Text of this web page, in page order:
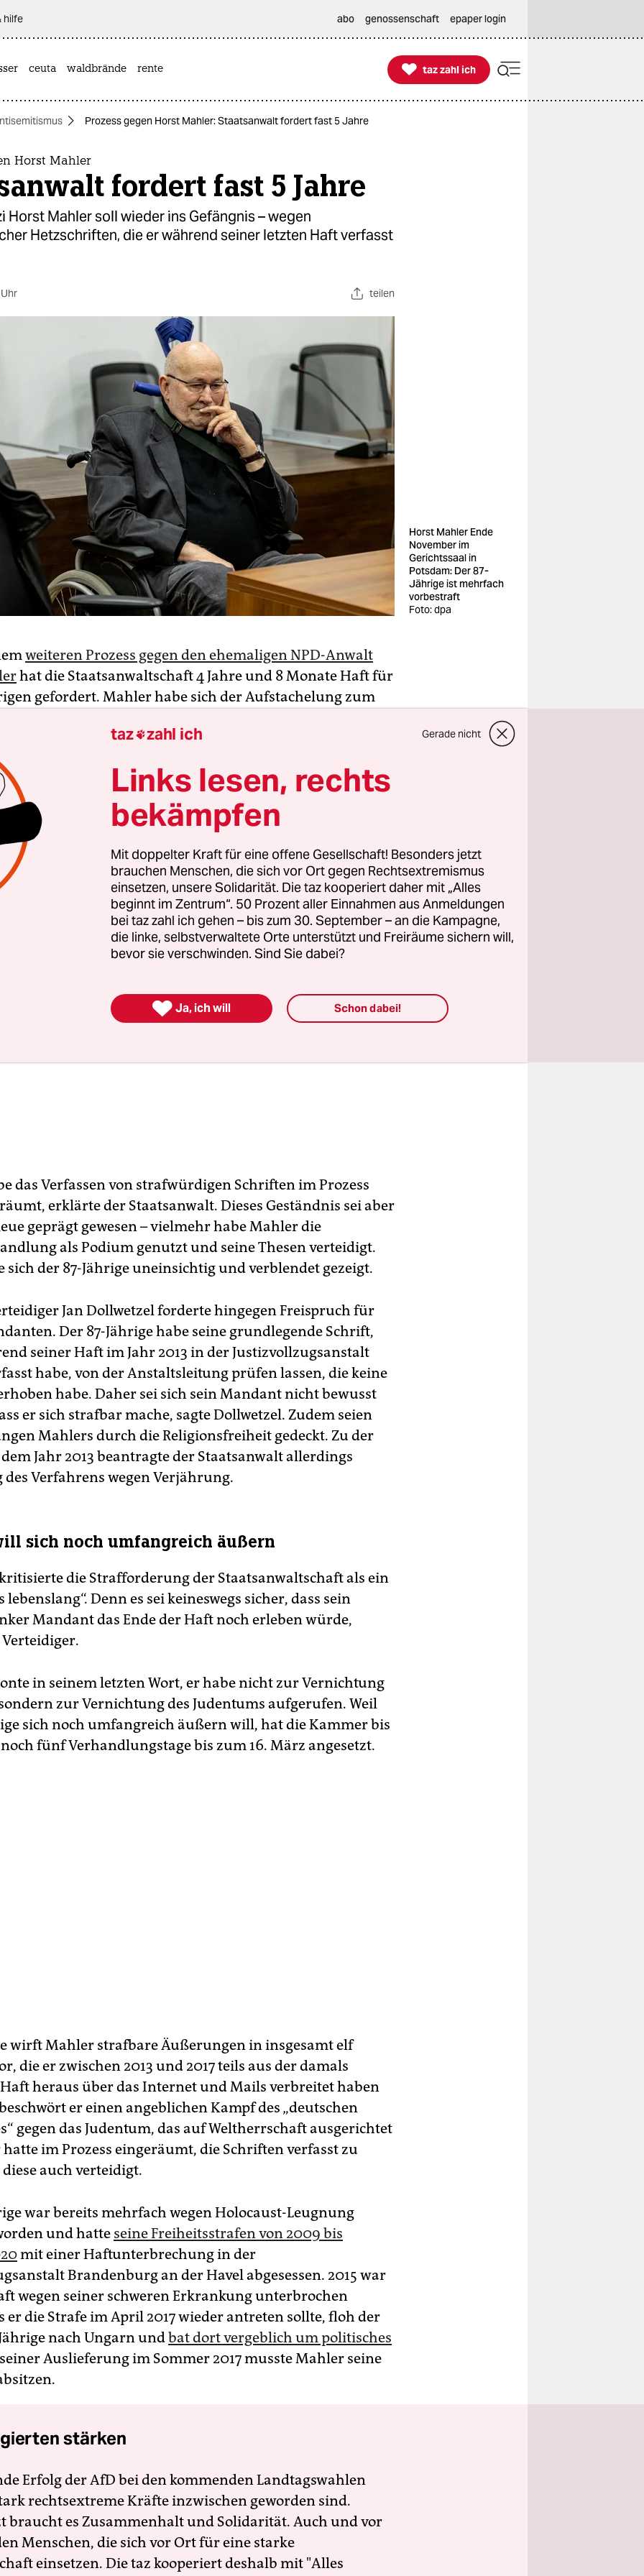
hilfe abo genossenschaft epaper login
ceuta waldbrände rente 
taz zahl ich
taz zahl ich
Prozess gegen Horst Mahler: Staatsanwalt fordert fast 5 Jahre
Horst Mahler
fordert fast 5 Jahre
Horst Mahler soll wieder ins Gefängnis – wegen
Hetzschriften, die er während seiner letzten Haft verfasst
teilen
Horst Mahler Ende
November im
Gerichtssaal in
Potsdam: Der 87-
Jährige ist mehrfach
vorbestraft
Foto: dpa
weiteren Prozess gegen den ehemaligen NPD-Anwalt
hat die Staatsanwaltschaft 4 Jahre und 8 Monate Haft für
gefordert. Mahler habe sich der Aufstachelung zum
Willkürherrschaft gerechtfertigt, sagte der
in seinem Plädoyer am Dienstag vor dem Potsdamer
Gesamtstrafe sollten 4 Monate wegen jahrelanger
des Verfahrens als verbüßt gelten, so der Staatsanwalt.
bereits mehrfach wegen Volksverhetzung und
Holocausts verurteilt.
das Verfassen von strafwürdigen Schriften im Prozess
erklärte der Staatsanwalt. Dieses Geständnis sei aber
geprägt gewesen – vielmehr habe Mahler die
als Podium genutzt und seine Thesen verteidigt.
sich der 87-Jährige uneinsichtig und verblendet gezeigt.
Jan Dollwetzel forderte hingegen Freispruch für
Der 87-Jährige habe seine grundlegende Schrift,
seiner Haft im Jahr 2013 in der Justizvollzugsanstalt
habe, von der Anstaltsleitung prüfen lassen, die keine
habe. Daher sei sich sein Mandant nicht bewusst
er sich strafbar mache, sagte Dollwetzel. Zudem seien
Mahlers durch die Religionsfreiheit gedeckt. Zu der
Jahr 2013 beantragte der Staatsanwalt allerdings
Verfahrens wegen Verjährung.
sich noch umfangreich äußern
die Strafforderung der Staatsanwaltschaft als ein
lebenslang“. Denn es sei keineswegs sicher, dass sein
Mandant das Ende der Haft noch erleben würde,
in seinem letzten Wort, er habe nicht zur Vernichtung
zur Vernichtung des Judentums aufgerufen. Weil
sich noch umfangreich äußern will, hat die Kammer bis
fünf Verhandlungstage bis zum 16. März angesetzt.
wirft Mahler strafbare Äußerungen in insgesamt elf
die er zwischen 2013 und 2017 teils aus der damals
heraus über das Internet und Mails verbreitet haben
er einen angeblichen Kampf des „deutschen
gegen das Judentum, das auf Weltherrschaft ausgerichtet
im Prozess eingeräumt, die Schriften verfasst zu
auch verteidigt.
war bereits mehrfach wegen Holocaust-Leugnung
und hatte seine Freiheitsstrafen von 2009 bis
mit einer Haftunterbrechung in der
Brandenburg an der Havel abgesessen. 2015 war
wegen seiner schweren Erkrankung unterbrochen
er die Strafe im April 2017 wieder antreten sollte, floh der
nach Ungarn undbat dort vergeblich um politisches
Auslieferung im Sommer 2017 musste Mahler seine
stärken
Erfolg der AfD bei den kommenden Landtagswahlen
rechtsextreme Kräfte inzwischen geworden sind.
braucht es Zusammenhalt und Solidarität. Auch und vor
Menschen, die sich vor Ort für eine starke
einsetzen. Die taz kooperiert deshalb mit "Alles
taz zahl ich Gerade nicht
Links lesen, rechts
bekämpfen
Mit doppelter Kraft für eine offene Gesellschaft! Besonders jetzt
brauchen Menschen, die sich vor Ort gegen Rechtsextremismus
einsetzen, unsere Solidarität. Die taz kooperiert daher mit „Alles
beginnt im Zentrum“. 50 Prozent aller Einnahmen aus Anmeldungen
bei taz zahl ich gehen – bis zum 30. September – an die Kampagne,
die linke, selbstverwaltete Orte unterstützt und Freiräume sichern will,
bevor sie verschwinden. Sind Sie dabei?
 Ja, ich will Schon dabei!